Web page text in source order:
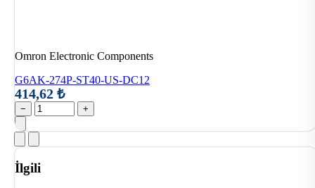
Omron Electronic Components
G6AK-274P-ST40-US-DC12
414,62 ₺
− +
İlgili